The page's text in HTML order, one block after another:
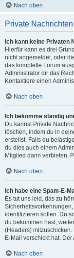
Nach oben
Private Nachrichten
Ich kann keine Privaten
Hierfür kann es drei
nicht angemeldet, oder
das komplette Forum
Administrator dir das
Kontaktiere einen
Nach oben
Ich bekomme ständig
Du kannst Private
löschen, indem du in
erstellst. Falls du
du dies auch einem
Mitglied dann verbieten,
Nach oben
Ich habe eine Spam-E-
Es tut uns leid, das zu
identifizieren sollen. Du
du bekommen hast,
(Headers)
E-Mail verschickt hat.
Nach oben